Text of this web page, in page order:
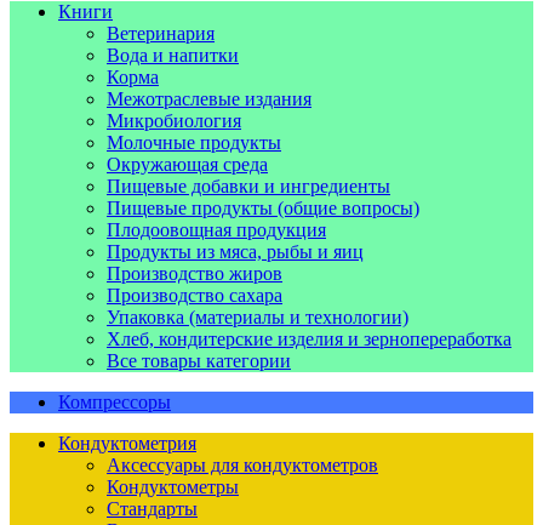
Книги
Ветеринария
Вода и напитки
Корма
Межотраслевые издания
Микробиология
Молочные продукты
Окружающая среда
Пищевые добавки и ингредиенты
Пищевые продукты (общие вопросы)
Плодоовощная продукция
Продукты из мяса, рыбы и яиц
Производство жиров
Производство сахара
Упаковка (материалы и технологии)
Хлеб, кондитерские изделия и зернопереработка
Все товары категории
Компрессоры
Кондуктометрия
Аксессуары для кондуктометров
Кондуктометры
Стандарты